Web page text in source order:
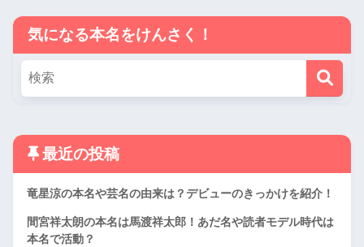
気になる本名をけんさく！
最近の投稿
竜星涼の本名や芸名の由来は？デビューのきっかけを紹介！
間宮祥太朗の本名は馬渡祥太郎！あだ名や読者モデル時代は
本名で活動？